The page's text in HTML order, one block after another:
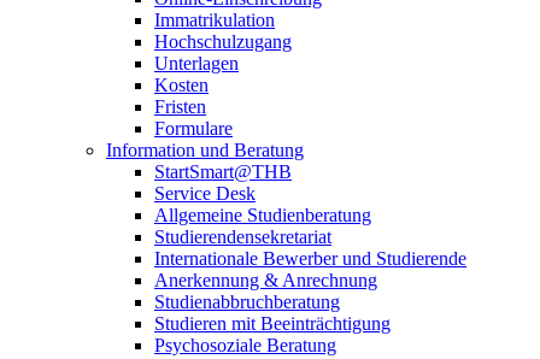
Immatrikulation
Hochschulzugang
Unterlagen
Kosten
Fristen
Formulare
Information und Beratung
StartSmart@THB
Service Desk
Allgemeine Studienberatung
Studierendensekretariat
Internationale Bewerber und Studierende
Anerkennung & Anrechnung
Studienabbruchberatung
Studieren mit Beeinträchtigung
Psychosoziale Beratung